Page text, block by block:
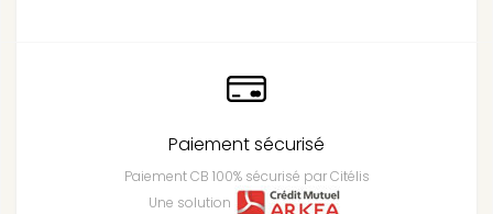
Paiement sécurisé
Paiement CB 100% sécurisé par Citélis
Une solution